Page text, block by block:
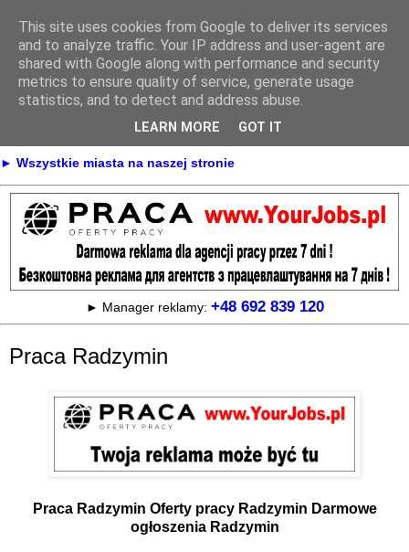
Praca
► KONTAKT ► REKLAMA
► Praca Oferty pracy na terenie całej Polski
► Wszystkie miasta na naszej stronie
► Manager reklamy: +48 692 839 120
Praca Radzymin
Praca Radzymin Oferty pracy Radzymin Darmowe
ogłoszenia Radzymin
This site uses cookies from Google to deliver its services
and to analyze traffic. Your IP address and user-agent are
shared with Google along with performance and security
metrics to ensure quality of service, generate usage
statistics, and to detect and address abuse.
LEARN MORE GOT IT